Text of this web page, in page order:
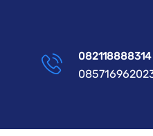
082118888314